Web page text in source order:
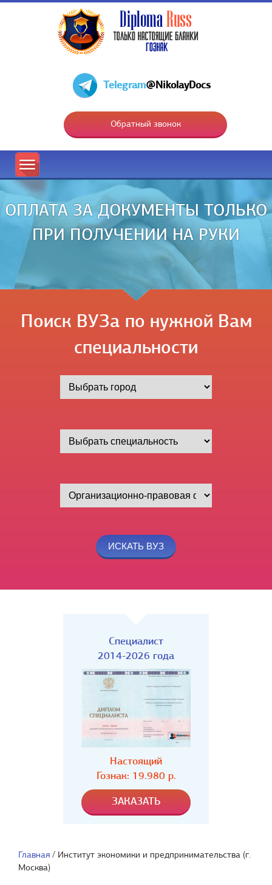
Telegram@NikolayDocs
Обратный звонок
ОПЛАТА ЗА ДОКУМЕНТЫ ТОЛЬКО
ПРИ ПОЛУЧЕНИИ НА РУКИ
Поиск ВУЗа по нужной Вам
специальности
Специалист
2014-2026 года
Настоящий
Гознак: 19.980 р.
Главная / Институт экономики и предпринимательства (г.
Москва)